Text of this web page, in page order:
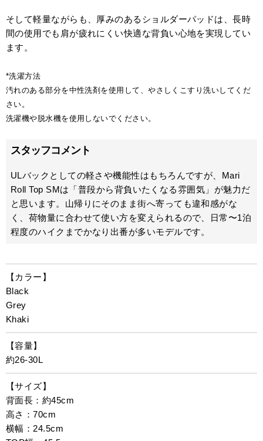
そして軽量ながらも、厚みのあるショルダーパッドは、長時
間の使用でも肩が疲れにくい快適な背負い心地を実現してい
ます。
*洗濯方法
汚れのある部分を中性洗剤を使用して、やさしくこすり洗いしてくだ
さい。
洗濯機や脱水機を使用しないでください。
スタッフコメント
ULバックとしての軽さや機能性はもちろんですが、Mari
Roll Top SMは「普段から背負いたくなる雰囲気」が魅力だ
と思います。山帰りにそのまま街へ寄っても違和感がな
く、荷物量に合わせて使い方を変えられるので、日常〜1泊
程度のハイクまでかなり出番が多いモデルです。
【カラー】
Black
Grey
Khaki
【容量】
約26-30L
【サイズ】
背面長：約45cm
高さ：70cm
横幅：24.5cm